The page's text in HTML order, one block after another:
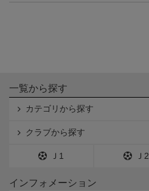
一覧から探す
カテゴリから探す
クラブから探す
Ｊ1 Ｊ2
インフォメーション